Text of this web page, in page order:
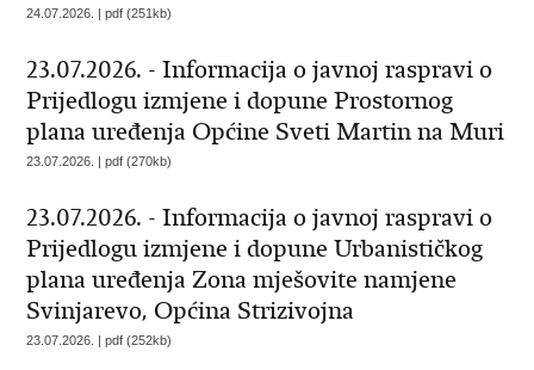
24.07.2026. | pdf (251kb)
23.07.2026. - Informacija o javnoj raspravi o
Prijedlogu izmjene i dopune Prostornog
plana uređenja Općine Sveti Martin na Muri
23.07.2026. | pdf (270kb)
23.07.2026. - Informacija o javnoj raspravi o
Prijedlogu izmjene i dopune Urbanističkog
plana uređenja Zona mješovite namjene
Svinjarevo, Općina Strizivojna
23.07.2026. | pdf (252kb)